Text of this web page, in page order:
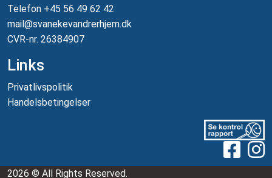
Telefon +45 56 49 62 42
mail@svanekevandrerhjem.dk
CVR-nr. 26384907
Links
Privatlivspolitik
Handelsbetingelser
2026 © All Rights Reserved.